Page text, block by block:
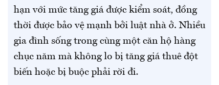
hạn với mức tăng giá được kiểm soát, đồng
thời được bảo vệ mạnh bởi luật nhà ở. Nhiều
gia đình sống trong cùng một căn hộ hàng
chục năm mà không lo bị tăng giá thuê đột
biến hoặc bị buộc phải rời đi.